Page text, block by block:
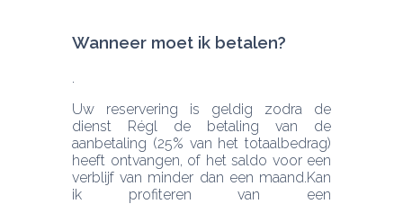
Wanneer moet ik betalen?
Uw reservering is geldig zodra de
dienst Régl de betaling van de
aanbetaling (25% van het totaalbedrag)
heeft ontvangen, of het saldo voor een
verblijf van minder dan een maand.Kan
ik profiteren van een